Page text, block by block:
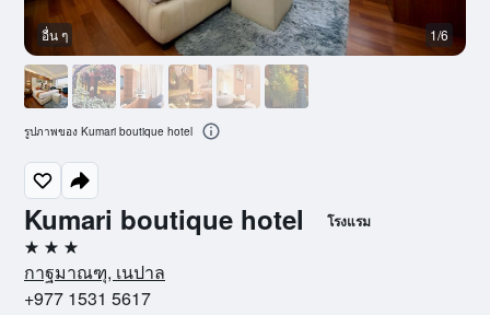
Kumari boutique hotel โรงแรม
3 ดาว
กาฐมาณฑุ, เนปาล
+977 1531 5617
อื่น ๆ 1/6
รูปภาพของ Kumari boutique hotel